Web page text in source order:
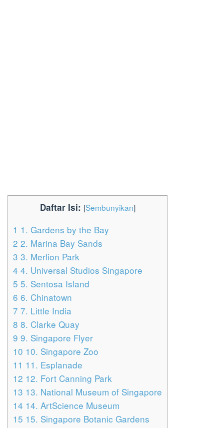
Daftar Isi: [Sembunyikan]
1 1. Gardens by the Bay
2 2. Marina Bay Sands
3 3. Merlion Park
4 4. Universal Studios Singapore
5 5. Sentosa Island
6 6. Chinatown
7 7. Little India
8 8. Clarke Quay
9 9. Singapore Flyer
10 10. Singapore Zoo
11 11. Esplanade
12 12. Fort Canning Park
13 13. National Museum of Singapore
14 14. ArtScience Museum
15 15. Singapore Botanic Gardens